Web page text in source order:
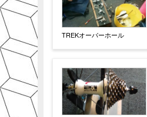
TREKオーバーホール